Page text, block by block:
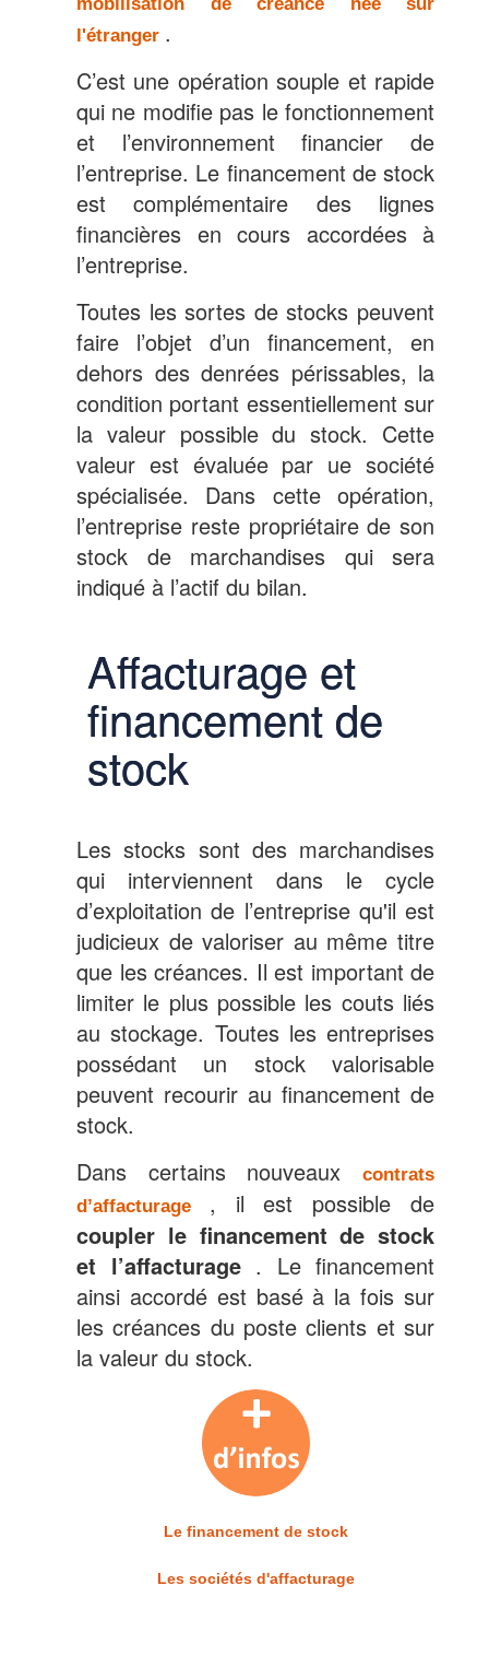
l'étranger .
C’est une opération souple et rapide
qui ne modifie pas le fonctionnement
et l’environnement financier de
l’entreprise. Le financement de stock
est complémentaire des lignes
financières en cours accordées à
l’entreprise.
Toutes les sortes de stocks peuvent
faire l’objet d’un financement, en
dehors des denrées périssables, la
condition portant essentiellement sur
la valeur possible du stock. Cette
valeur est évaluée par ue société
spécialisée. Dans cette opération,
l’entreprise reste propriétaire de son
stock de marchandises qui sera
indiqué à l’actif du bilan.
Affacturage et
financement de
stock
Les stocks sont des marchandises
qui interviennent dans le cycle
d’exploitation de l’entreprise qu'il est
judicieux de valoriser au même titre
que les créances. Il est important de
limiter le plus possible les couts liés
au stockage. Toutes les entreprises
possédant un stock valorisable
peuvent recourir au financement de
stock.
Dans certains nouveaux
contrats
d’affacturage , il est possible de
coupler le financement de stock
et l’affacturage . Le financement
ainsi accordé est basé à la fois sur
les créances du poste clients et sur
la valeur du stock.
Le financement de stock
Les sociétés d'affacturage